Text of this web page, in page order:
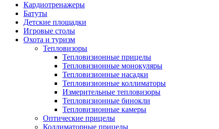
Кардиотренажеры
Батуты
Детские площадки
Игровые столы
Охота и туризм
Тепловизоры
Тепловизионные прицелы
Тепловизионные монокуляры
Тепловизионные насадки
Тепловизионные коллиматоры
Измерительные тепловизоры
Тепловизионные бинокли
Тепловизионные камеры
Оптические прицелы
Коллиматорные прицелы